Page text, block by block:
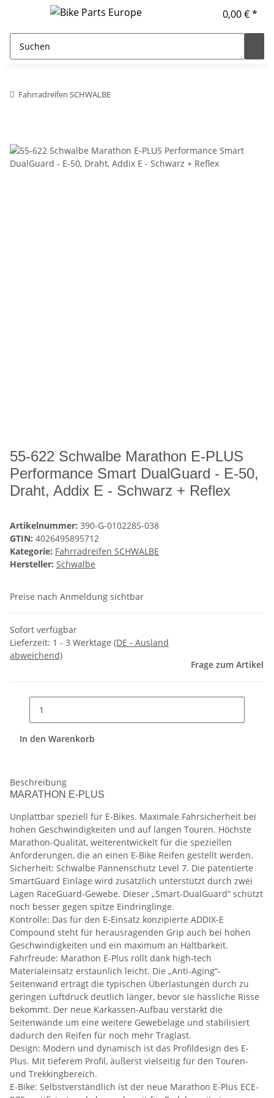
0,00 € *
Fahrradreifen SCHWALBE
55-622 Schwalbe Marathon E-PLUS
Performance Smart DualGuard - E-50,
Draht, Addix E - Schwarz + Reflex
Artikelnummer: 390-G-010228S-038
GTIN: 4026495895712
Kategorie: Fahrradreifen SCHWALBE
Hersteller: Schwalbe
Preise nach Anmeldung sichtbar
Sofort verfügbar
Lieferzeit: 1 - 3 Werktage (DE - Ausland
abweichend)
Frage zum Artikel
In den Warenkorb
Beschreibung
MARATHON E-PLUS
Unplattbar speziell für E-Bikes. Maximale Fahrsicherheit bei
hohen Geschwindigkeiten und auf langen Touren. Höchste
Marathon-Qualität, weiterentwickelt für die speziellen
Anforderungen, die an einen E-Bike Reifen gestellt werden.
Sicherheit: Schwalbe Pannenschutz Level 7. Die patentierte
SmartGuard Einlage wird zusätzlich unterstützt durch zwei
Lagen RaceGuard-Gewebe. Dieser „Smart-DualGuard“ schützt
noch besser gegen spitze Eindringlinge.
Kontrolle: Das für den E-Einsatz konzipierte ADDIX-E
Compound steht für herausragenden Grip auch bei hohen
Geschwindigkeiten und ein maximum an Haltbarkeit.
Fahrfreude: Marathon E-Plus rollt dank high-tech
Materialeinsatz erstaunlich leicht. Die „Anti-Aging“-
Seitenwand erträgt die typischen Überlastungen durch zu
geringen Luftdruck deutlich länger, bevor sie hässliche Risse
bekommt. Der neue Karkassen-Aufbau verstärkt die
Seitenwände um eine weitere Gewebelage und stabilisiert
dadurch den Reifen für noch mehr Traglast.
Design: Modern und dynamisch ist das Profildesign des E-
Plus. Mit tieferem Profil, äußerst vielseitig für den Touren-
und Trekkingbereich.
E-Bike: Selbstverständlich ist der neue Marathon E-Plus ECE-